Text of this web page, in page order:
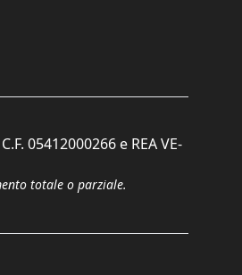
05412000266 e REA VE-
totale o parziale.